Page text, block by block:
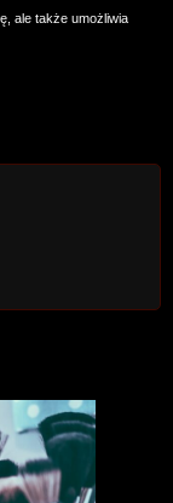
ale także umożliwia